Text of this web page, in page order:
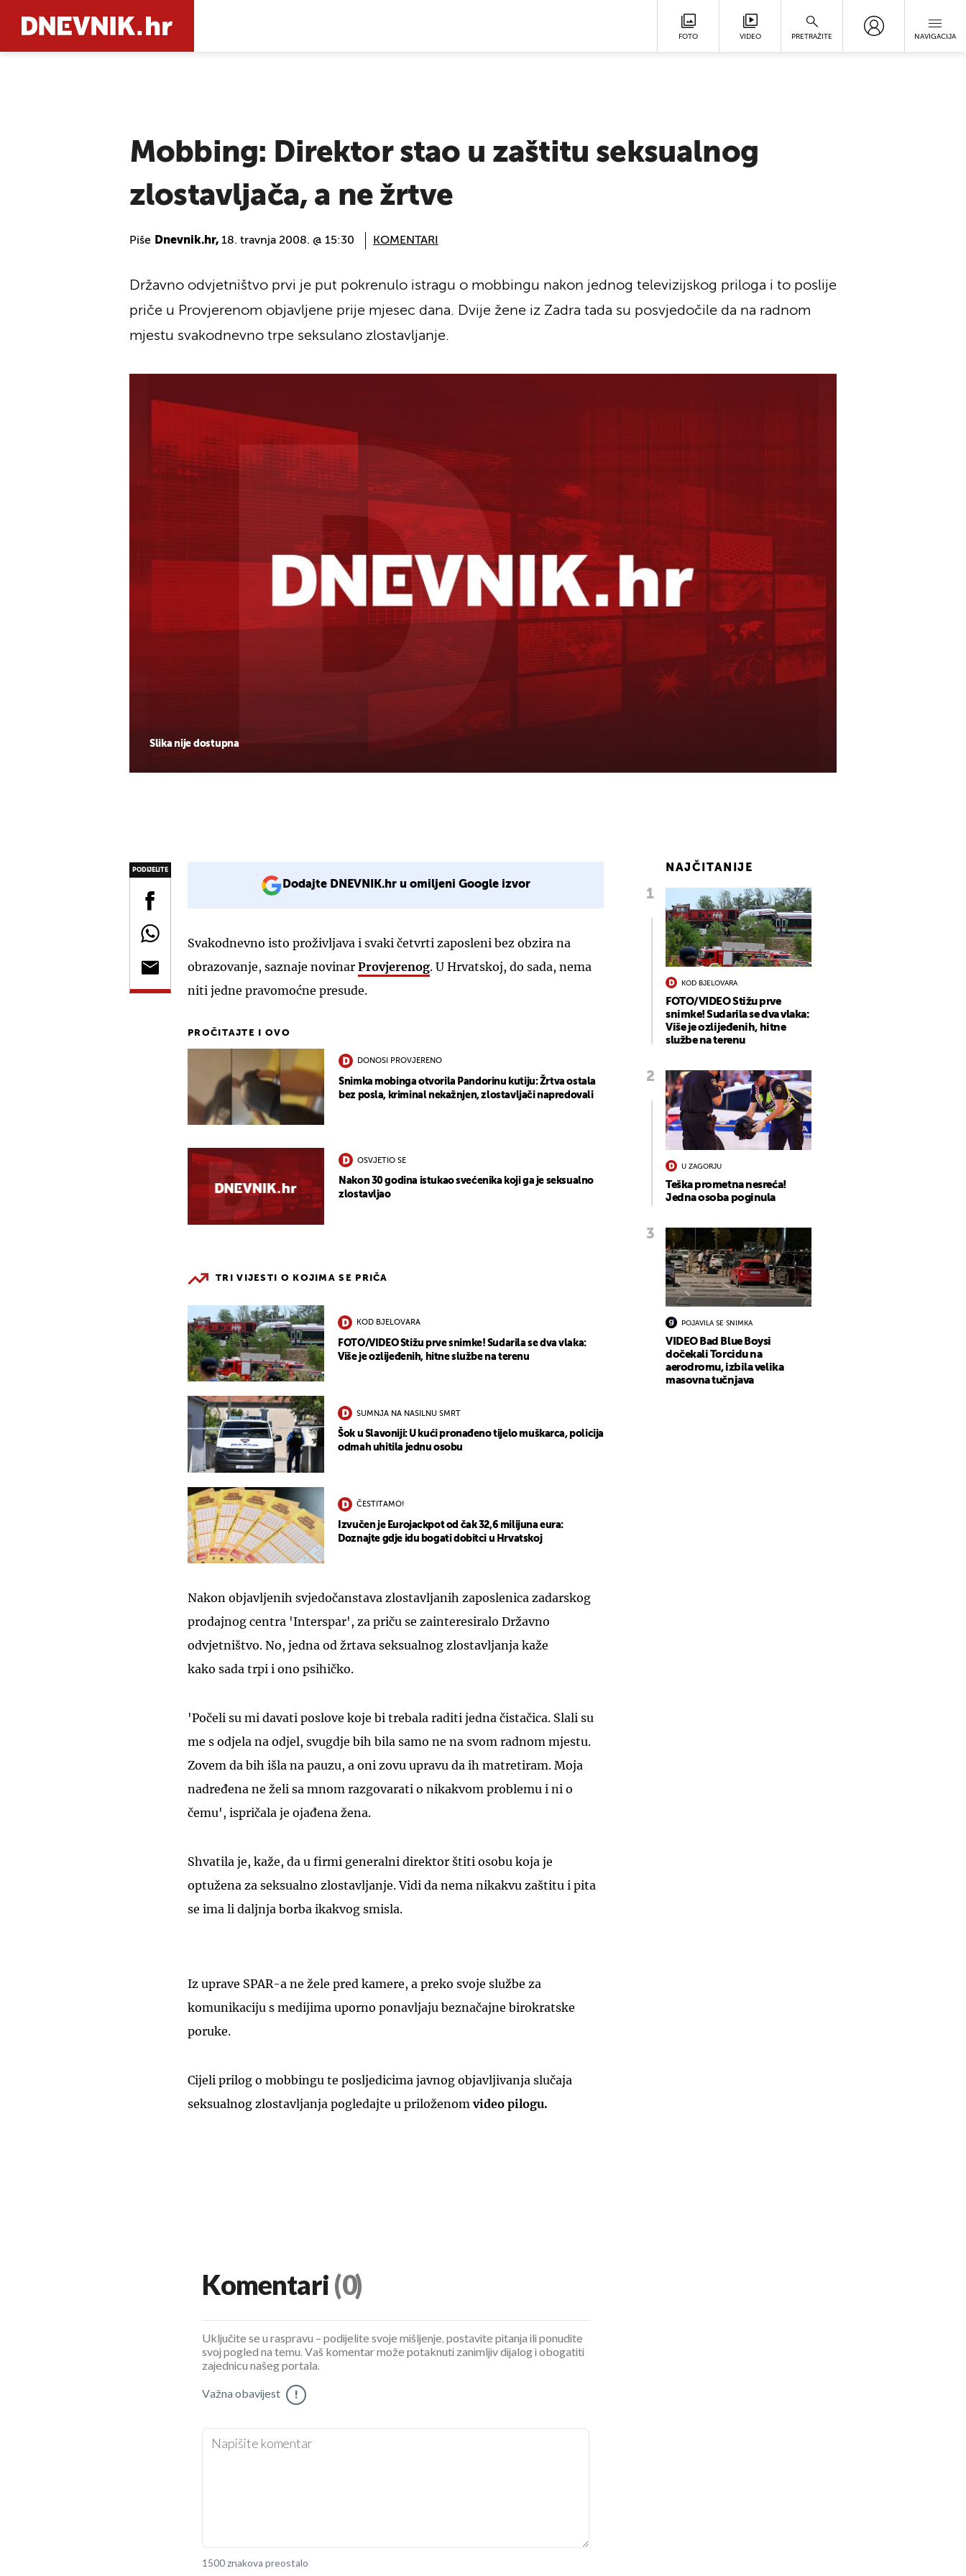
FOTO VIDEO PRETRAŽITE NAVIGACIJA
Mobbing: Direktor stao u zaštitu seksualnog
zlostavljača, a ne žrtve
Piše Dnevnik.hr, 18. travnja 2008. @ 15:30 KOMENTARI
Slika nije dostupna
Državno odvjetništvo prvi je put pokrenulo istragu o mobbingu nakon jednog televizijskog priloga i to poslije
priče u Provjerenom objavljene prije mjesec dana. Dvije žene iz Zadra tada su posvjedočile da na radnom
mjestu svakodnevno trpe seksulano zlostavljanje.
PODIJELITE
Dodajte DNEVNIK.hr u omiljeni Google izvor
Svakodnevno isto proživljava i svaki četvrti zaposleni bez obzira na
obrazovanje, saznaje novinar Provjerenog. U Hrvatskoj, do sada, nema
niti jedne pravomoćne presude.
PROČITAJTE I OVO
DONOSI PROVJERENO
Snimka mobinga otvorila Pandorinu kutiju: Žrtva ostala
bez posla, kriminal nekažnjen, zlostavljači napredovali
OSVJETIO SE
Nakon 30 godina istukao svećenika koji ga je seksualno
zlostavljao
TRI VIJESTI O KOJIMA SE PRIČA
KOD BJELOVARA
FOTO/VIDEO Stižu prve snimke! Sudarila se dva vlaka:
Više je ozlijeđenih, hitne službe na terenu
SUMNJA NA NASILNU SMRT
Šok u Slavoniji: U kući pronađeno tijelo muškarca, policija
odmah uhitila jednu osobu
ČESTITAMO!
Izvučen je Eurojackpot od čak 32,6 milijuna eura:
Doznajte gdje idu bogati dobitci u Hrvatskoj
Nakon objavljenih svjedočanstava zlostavljanih zaposlenica zadarskog
prodajnog centra 'Interspar', za priču se zainteresiralo Državno
odvjetništvo. No, jedna od žrtava seksualnog zlostavljanja kaže
kako sada trpi i ono psihičko.
'Počeli su mi davati poslove koje bi trebala raditi jedna čistačica. Slali su
me s odjela na odjel, svugdje bih bila samo ne na svom radnom mjestu.
Zovem da bih išla na pauzu, a oni zovu upravu da ih matretiram. Moja
nadređena ne želi sa mnom razgovarati o nikakvom problemu i ni o
čemu', ispričala je ojađena žena.
Shvatila je, kaže, da u firmi generalni direktor štiti osobu koja je
optužena za seksualno zlostavljanje. Vidi da nema nikakvu zaštitu i pita
se ima li daljnja borba ikakvog smisla.
Iz uprave SPAR-a ne žele pred kamere, a preko svoje službe za
komunikaciju s medijima uporno ponavljaju beznačajne birokratske
poruke.
Cijeli prilog o mobbingu te posljedicima javnog objavljivanja slučaja
seksualnog zlostavljanja pogledajte u priloženomvideo pilogu.
NAJČITANIJE
KOD BJELOVARA
FOTO/VIDEO Stižu prve
snimke! Sudarila se dva vlaka:
Više je ozlijeđenih, hitne
službe na terenu
U ZAGORJU
Teška prometna nesreća!
Jedna osoba poginula
POJAVILA SE SNIMKA
VIDEO Bad Blue Boysi
dočekali Torcidu na
aerodromu, izbila velika
masovna tučnjava
Komentari (0)
Uključite se u raspravu – podijelite svoje mišljenje, postavite pitanja ili ponudite
svoj pogled na temu. Vaš komentar može potaknuti zanimljiv dijalog i obogatiti
zajednicu našeg portala.
Važna obavijest !
1500 znakova preostalo